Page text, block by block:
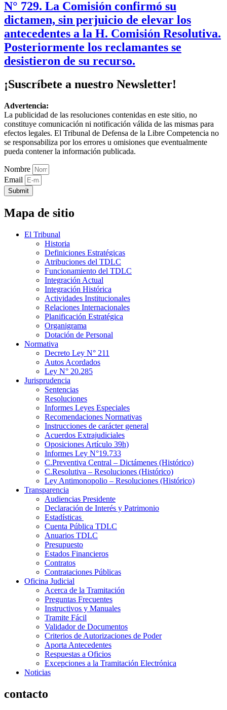
N° 729. La Comisión confirmó su
dictamen, sin perjuicio de elevar los
antecedentes a la H. Comisión Resolutiva.
Posteriormente los reclamantes se
desistieron de su recurso.
¡Suscríbete a nuestro Newsletter!
Advertencia:
La publicidad de las resoluciones contenidas en este sitio, no
constituye comunicación ni notificación válida de las mismas para
efectos legales. El Tribunal de Defensa de la Libre Competencia no
se responsabiliza por los errores u omisiones que eventualmente
pueda contener la información publicada.
Nombre
Email
Submit
Mapa de sitio
El Tribunal
Historia
Definiciones Estratégicas
Atribuciones del TDLC
Funcionamiento del TDLC
Integración Actual
Integración Histórica
Actividades Institucionales
Relaciones Internacionales
Planificación Estratégica
Organigrama
Dotación de Personal
Normativa
Decreto Ley N° 211
Autos Acordados
Ley N° 20.285
Jurisprudencia
Sentencias
Resoluciones
Informes Leyes Especiales
Recomendaciones Normativas
Instrucciones de carácter general
Acuerdos Extrajudiciales
Oposiciones Artículo 39h)
Informes Ley N°19.733
C.Preventiva Central – Dictámenes (Histórico)
C.Resolutiva – Resoluciones (Histórico)
Ley Antimonopolio – Resoluciones (Histórico)
Transparencia
Audiencias Presidente
Declaración de Interés y Patrimonio
Estadísticas
Cuenta Pública TDLC
Anuarios TDLC
Presupuesto
Estados Financieros
Contratos
Contrataciones Públicas
Oficina Judicial
Acerca de la Tramitación
Preguntas Frecuentes
Instructivos y Manuales
Tramite Fácil
Validador de Documentos
Criterios de Autorizaciones de Poder
Aporta Antecedentes
Respuestas a Oficios
Excepciones a la Tramitación Electrónica
Noticias
contacto